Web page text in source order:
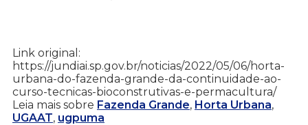
Link original:
https://jundiai.sp.gov.br/noticias/2022/05/06/horta-
urbana-do-fazenda-grande-da-continuidade-ao-
curso-tecnicas-bioconstrutivas-e-permacultura/
Leia mais sobre Fazenda Grande, Horta Urbana,
UGAAT, ugpuma